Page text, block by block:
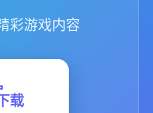
彩游戏内容
载